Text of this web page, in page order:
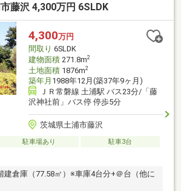
藤沢 4,300万円 6SLDK
4,300万円
間取り 6SLDK
建物面積271.8m2
土地面積1876m2
築年月 1988年12月(築37年9ヶ月)
ＪＲ常磐線 土浦駅 バス23分/「藤
沢神社前」バス停 停歩5分
茨城県土浦市藤沢
駐車場あり
駐車3台
倉庫（77.58㎡）※車庫4台分+＠台（他に